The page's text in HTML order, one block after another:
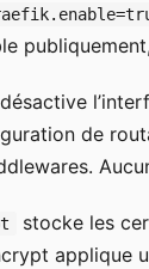
désactive
de
stocke les